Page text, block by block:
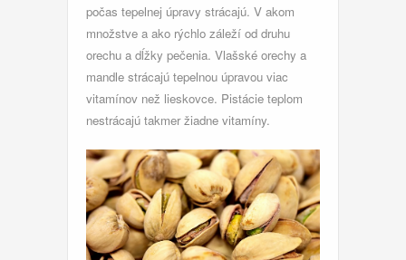
počas tepelnej úpravy strácajú. V akom
množstve a ako rýchlo záleží od druhu
orechu a dĺžky pečenia. Vlašské orechy a
mandle strácajú tepelnou úpravou viac
vitamínov než lieskovce. Pistácie teplom
nestrácajú takmer žiadne vitamíny.